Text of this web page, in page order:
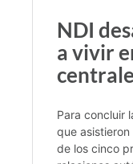
NDI
a vivir
Para concluir
que
de los cinco